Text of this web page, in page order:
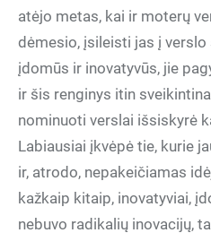
atėjo metas, kai ir moterų
dėmesio, įsileisti jas į
įdomūs ir inovatyvūs, jie
ir šis renginys itin
nominuoti verslai išsiskyrė
Labiausiai įkvėpė tie, kurie
ir, atrodo, nepakeičiamas
kažkaip kitaip, inovatyviai,
nebuvo radikalių inovacijų,